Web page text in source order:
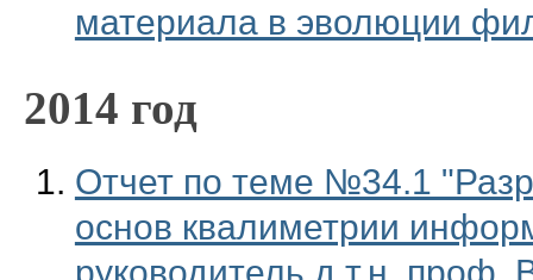
материала в эволюции
2014 год
Отчет по теме №34.1
основ квалиметрии
руководитель д.т.н. проф.